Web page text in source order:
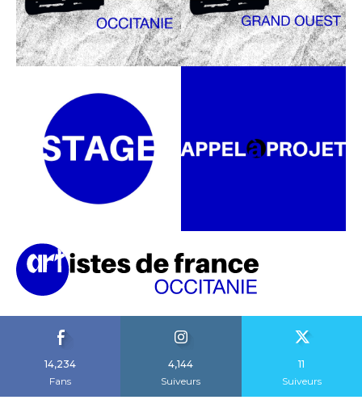
14,234
Fans
4,144
Suiveurs
11
Suiveurs